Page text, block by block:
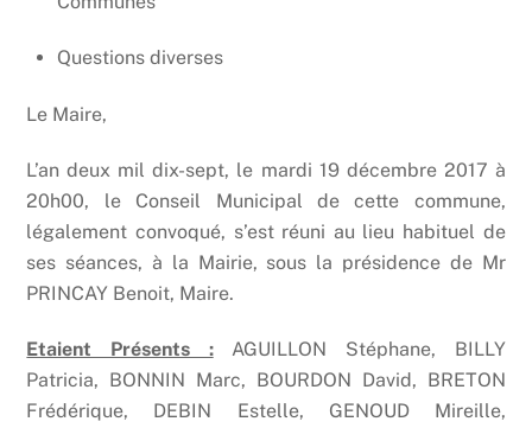
Questions diverses
Le Maire,
L’an deux mil dix-sept, le mardi 19 décembre 2017 à
20h00, le Conseil Municipal de cette commune,
légalement convoqué, s’est réuni au lieu habituel de
ses séances, à la Mairie, sous la présidence de Mr
PRINCAY Benoit, Maire.
Etaient Présents :AGUILLON Stéphane, BILLY
Patricia, BONNIN Marc, BOURDON David, BRETON
Frédérique, DEBIN Estelle, GENOUD Mireille,